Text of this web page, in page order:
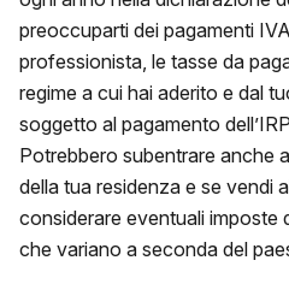
preoccuparti dei pagamenti
professionista, le tasse da
regime a cui hai aderito e dal
soggetto al pagamento
Potrebbero subentrare anche
della tua residenza e se vendi
considerare eventuali imposte
che variano a seconda del